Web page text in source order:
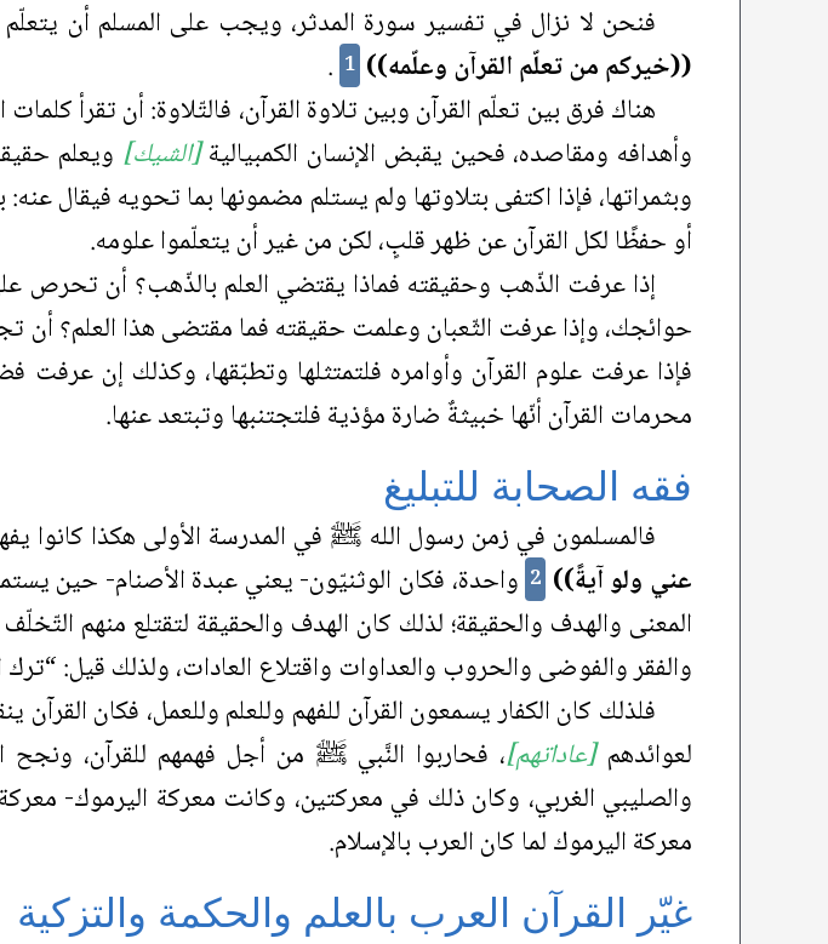
فنحن لا نزال في تفسير سورة المدثر، ويجب على المسلم أن
((خيركم من تعلّم القرآن وعلّمه)) 1
.
هناك فرق بين تعلّم القرآن وبين تلاوة القرآن، فالتّلاوة: أن تقرأ
وأهدافه ومقاصده، فحين يقبض الإنسان الكمبيالية[الشيك] ويعلم
وبثمراتها، فإذا اكتفى بتلاوتها ولم يستلم مضمونها بما تحويه فيقال
أو حفظًا لكل القرآن عن ظهر قلبٍ، لكن من غير أن يتعلّموا علومه.
إذا عرفت الذّهب وحقيقته فماذا يقتضي العلم بالذّهب؟ أن تحرص
حوائجك، وإذا عرفت الثّعبان وعلمت حقيقته فما مقتضى هذا العلم؟ أن
فإذا عرفت علوم القرآن وأوامره فلتمتثلها وتطبّقها، وكذلك إن
محرمات القرآن أنّها خبيثةٌ ضارة مؤذية فلتجتنبها وتبتعد عنها.
فقه الصحابة للتبليغ
فالمسلمون في زمن رسول الله ﷺ في المدرسة الأولى هكذا كانوا
عني ولو آيةً)) 2 واحدة، فكان الوثنيّون- يعني عبدة الأصنام- حين
المعنى والهدف والحقيقة؛ لذلك كان الهدف والحقيقة لتقتلع منهم
والفقر والفوضى والحروب والعداوات واقتلاع العادات، ولذلك قيل:
فلذلك كان الكفار يسمعون القرآن للفهم وللعلم وللعمل، فكان
لعوائدهم[عاداتهم]، فحاربوا النَّبي ﷺ من أجل فهمهم للقرآن، ونجح
والصليبي الغربي، وكان ذلك في معركتين، وكانت معركة اليرموك-
معركة اليرموك لما كان العرب بالإسلام.
غيّر القرآن العرب بالعلم والحكمة والتزكية